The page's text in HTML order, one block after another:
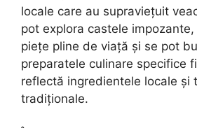
locale care au supraviețuit
pot explora castele
piețe pline de viață și se pot
preparatele culinare specifice
reflectă ingredientele locale și
tradiționale.